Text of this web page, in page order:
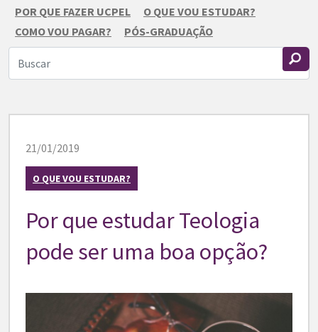
POR QUE FAZER UCPEL
O QUE VOU ESTUDAR?
COMO VOU PAGAR?
PÓS-GRADUAÇÃO
21/01/2019
O QUE VOU ESTUDAR?
Por que estudar Teologia
pode ser uma boa opção?